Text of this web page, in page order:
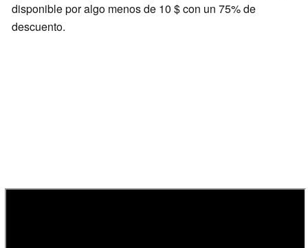
disponible por algo menos de 10 $ con un 75% de
descuento.